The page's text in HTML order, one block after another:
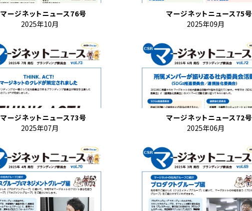
マージネットニュース76号
2025年10月
マージネットニュース75号
2025年09月
マージネットニュース73号
2025年07月
マージネットニュース72号
2025年06月